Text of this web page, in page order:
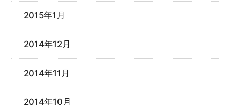
2015年1月
2014年12月
2014年11月
2014年10月